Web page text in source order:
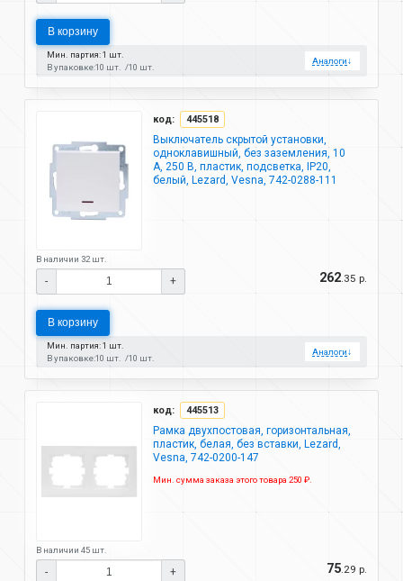
В корзину
Мин. партия: 1 шт.
В упаковке:10 шт. 10 шт.
Аналоги↓
код: 445518
Выключатель скрытой установки,
одноклавишный, без заземления, 10
А, 250 В, пластик, подсветка, IP20,
белый, Lezard, Vesna, 742-0288-111
В наличии 32 шт.
- + 262.35 р.
В корзину
Мин. партия: 1 шт.
В упаковке:10 шт. 10 шт.
Аналоги↓
код: 445513
Рамка двухпостовая, горизонтальная,
пластик, белая, без вставки, Lezard,
Vesna, 742-0200-147
Мин. сумма заказа этого товара 250 ₽.
В наличии 45 шт.
- + 75.29 р.